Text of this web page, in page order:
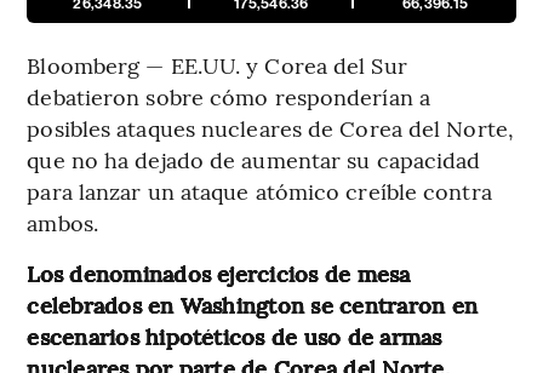
26,348.35
175,546.36
66,396.15
Bloomberg — EE.UU. y Corea del Sur
debatieron sobre cómo responderían a
posibles ataques nucleares de Corea del Norte,
que no ha dejado de aumentar su capacidad
para lanzar un ataque atómico creíble contra
ambos.
Los denominados ejercicios de mesa
celebrados en Washington se centraron en
escenarios hipotéticos de uso de armas